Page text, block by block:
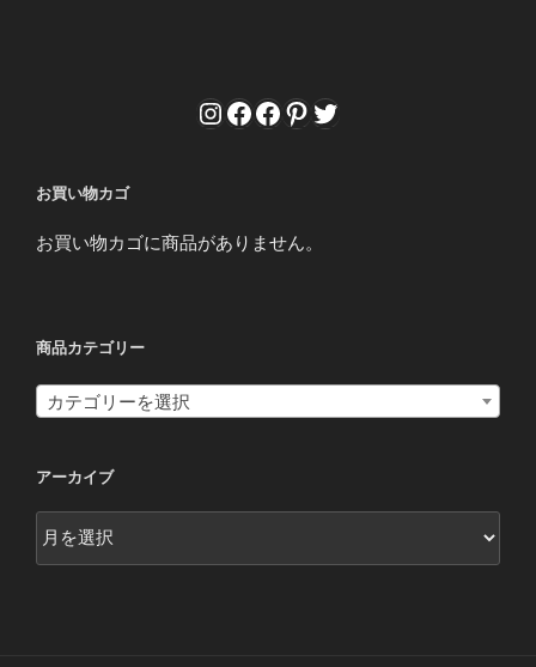
Instagram
Facebook
Facebook
Pinterest
Twitter
お買い物カゴ
お買い物カゴに商品がありません。
商品カテゴリー
カテゴリーを選択
アーカイブ
ー